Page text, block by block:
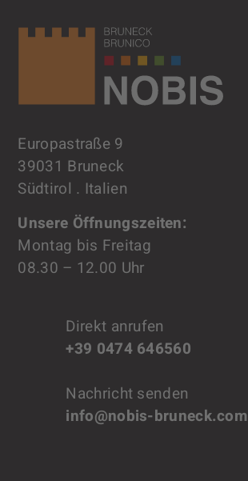
Europastraße 9
39031 Bruneck
Südtirol . Italien
Unsere Öffnungszeiten:
Montag bis Freitag
08.30 – 12.00 Uhr
Direkt anrufen
+39 0474 646560
Nachricht senden
info@nobis-bruneck.com